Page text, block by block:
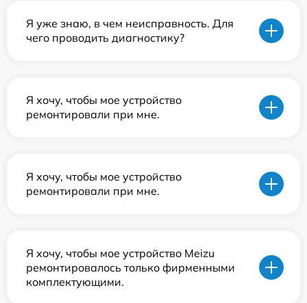
Я уже знаю, в чем неисправность. Для
чего проводить диагностику?
Я хочу, чтобы мое устройство
ремонтировали при мне.
Я хочу, чтобы мое устройство
ремонтировали при мне.
Я хочу, чтобы мое устройство Meizu
ремонтировалось только фирменными
комплектующими.